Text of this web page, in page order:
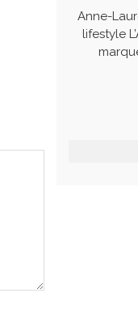
Anne-
lifestyle